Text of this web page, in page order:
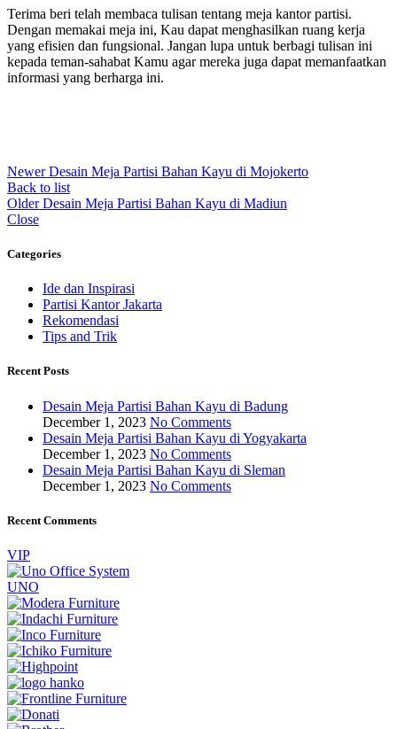
Terima beri telah membaca tulisan tentang meja kantor partisi.
Dengan memakai meja ini, Kau dapat menghasilkan ruang kerja
yang efisien dan fungsional. Jangan lupa untuk berbagi tulisan ini
kepada teman-sahabat Kamu agar mereka juga dapat memanfaatkan
informasi yang berharga ini.
Newer Desain Meja Partisi Bahan Kayu di Mojokerto
Back to list
Older Desain Meja Partisi Bahan Kayu di Madiun
Close
Categories
Ide dan Inspirasi
Partisi Kantor Jakarta
Rekomendasi
Tips and Trik
Recent Posts
Desain Meja Partisi Bahan Kayu di Badung
December 1, 2023 No Comments
Desain Meja Partisi Bahan Kayu di Yogyakarta
December 1, 2023 No Comments
Desain Meja Partisi Bahan Kayu di Sleman
December 1, 2023 No Comments
Recent Comments
VIP
UNO